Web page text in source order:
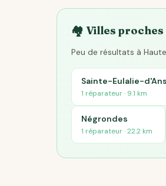
🏘️ Villes proches
Peu de résultats à
Sainte-Eulalie-d'Ans
1 réparateur · 9.1 km
Négrondes
1 réparateur · 22.2 km